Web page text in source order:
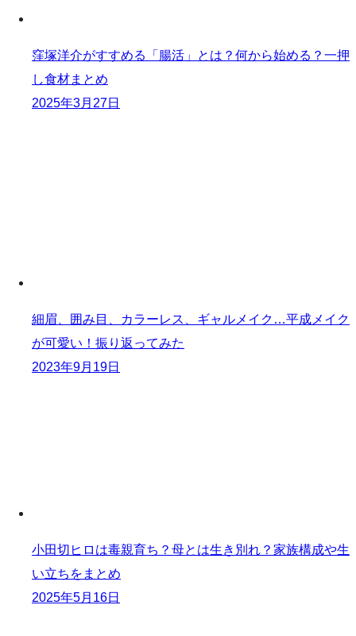
窪塚洋介がすすめる「腸活」とは？何から始める？一押
し食材まとめ
2025年3月27日
細眉、囲み目、カラーレス、ギャルメイク…平成メイク
が可愛い！振り返ってみた
2023年9月19日
小田切ヒロは毒親育ち？母とは生き別れ？家族構成や生
い立ちをまとめ
2025年5月16日